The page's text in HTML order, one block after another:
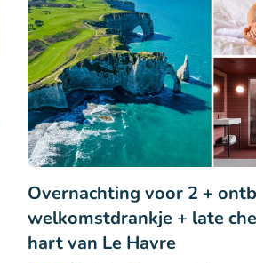
Overnachting voor 2 +
welkomstdrankje + late
hart van Le Havre